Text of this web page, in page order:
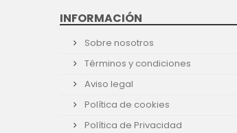
INFORMACIÓN
Sobre nosotros
Términos y condiciones
Aviso legal
Política de cookies
Política de Privacidad